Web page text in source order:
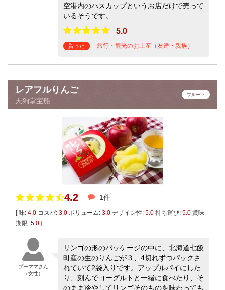
空港内のハスカップというお店だけで売って
いるそうです。
5.0
貰った 旅行・観光のお土産（友達・親族）
レアフルりんご
天狗堂宝船
フルーツ
4.2 1件
[ 味: 4.0 コスパ: 3.0 ボリューム: 3.0 デザイン性: 5.0 持ち運び: 5.0 賞味
期限: 5.0 ]
プーママさん
（女性）
リンゴの形のパッケージの中に、北海道七飯
町産の生のりんごが３、4切れずつパックさ
れていて2袋入りです。アップルパイにした
り、刻んでヨーグルトと一緒に食べたり、そ
のまま冷やしてリンゴそのものを味わっても